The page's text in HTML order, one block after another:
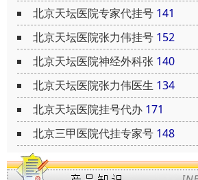
北京天坛医院专家代挂号 141
北京天坛医院张力伟挂号 152
北京天坛医院神经外科张 140
北京天坛医院张力伟医生 134
北京天坛医院挂号代办 171
北京三甲医院代挂专家号 148